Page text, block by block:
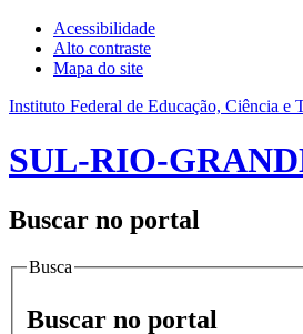
Acessibilidade
Alto contraste
Mapa do site
Instituto Federal de Educação, Ciência e
SUL-RIO-
Buscar no portal
Busca
Buscar no portal